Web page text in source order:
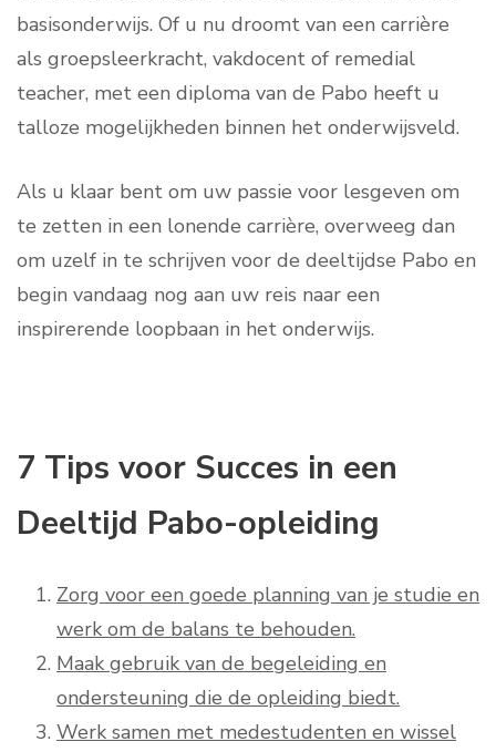
basisonderwijs. Of u nu droomt van een carrière
als groepsleerkracht, vakdocent of remedial
teacher, met een diploma van de Pabo heeft u
talloze mogelijkheden binnen het onderwijsveld.
Als u klaar bent om uw passie voor lesgeven om
te zetten in een lonende carrière, overweeg dan
om uzelf in te schrijven voor de deeltijdse Pabo en
begin vandaag nog aan uw reis naar een
inspirerende loopbaan in het onderwijs.
7 Tips voor Succes in een
Deeltijd Pabo-opleiding
Zorg voor een goede planning van je studie en
werk om de balans te behouden.
Maak gebruik van de begeleiding en
ondersteuning die de opleiding biedt.
Werk samen met medestudenten en wissel